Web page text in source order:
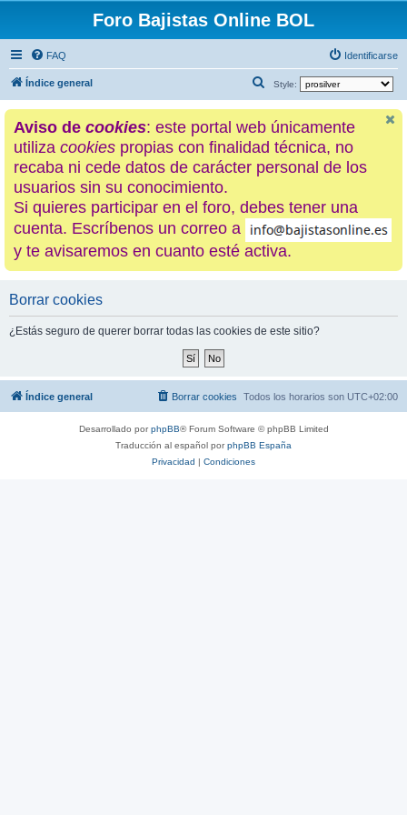
Foro Bajistas Online BOL
FAQ Identificarse
Índice general Style:
u
c
a
Aviso de cookies: este portal web únicamente
utiliza cookies propias con finalidad técnica, no
recaba ni cede datos de carácter personal de los
usuarios sin su conocimiento.
Si quieres participar en el foro, debes tener una
cuenta. Escríbenos un correo a
y te avisaremos en cuanto esté activa.
Borrar cookies
¿Estás seguro de querer borrar todas las cookies de este sitio?
Índice general Todos los horarios son UTC+02:00
Borrar cookies
Desarrollado porphpBB® Forum Software © phpBB Limited
Traducción al español porphpBB España
Privacidad | Condiciones